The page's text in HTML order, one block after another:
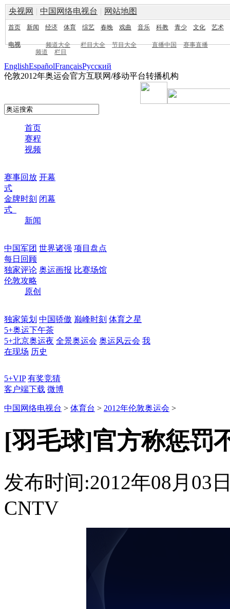
央视网 | 中国网络电视台 | 网站地图
首页 新闻 经济 体育 综艺 春晚 戏曲 音乐 科教 青少 文化 艺术
电视 频道大全 栏目大全 节目大全 直播中国
赛事直播
频道
栏目
EnglishEspañolFrançaisPусский
伦敦2012年奥运会官方互联网/移动平台转播机构
首页
赛程
视频
赛事回放 开幕
式
金牌时刻 闭幕
式
新闻
中国军团 世界诸强 项目盘点
每日回顾
独家评论 奥运画报 比赛场馆
伦敦攻略
原创
独家策划 中国骄傲 巅峰时刻 体育之星
5+奥运下午茶
5+北京奥运夜 全景奥运会 奥运风云会 我
在现场 历史
5+VIP 有奖竞猜
客户端下载 微博
中国网络电视台 > 体育台 > 2012年伦敦奥运会 >
[羽毛球]官方称惩罚
发布时间:2012年08月03
CNTV